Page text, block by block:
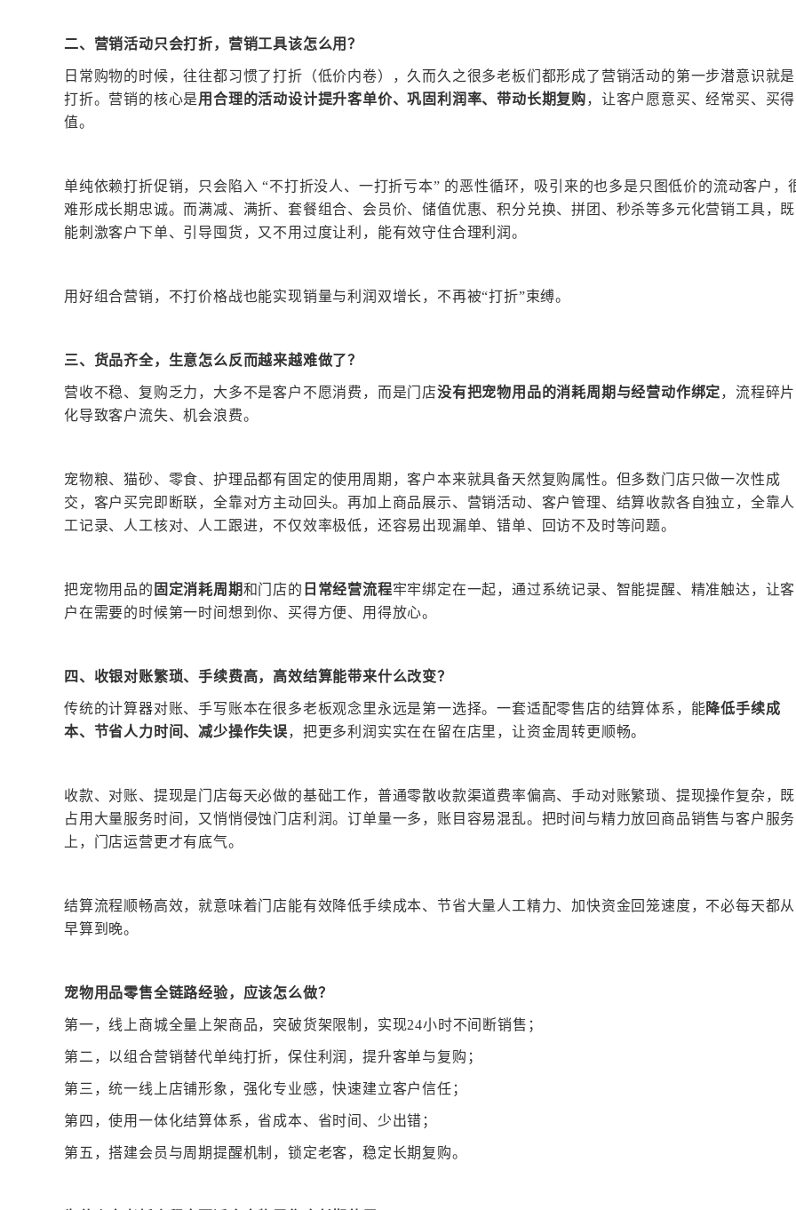
二、营销活动只会打折，营销工具该怎么用？
日常购物的时候，往往都习惯了打折（低价内卷），久而久之很多老板们都形成了营销活动的第一步潜意识就是
打折。营销的核心是用合理的活动设计提升客单价、巩固利润率、带动长期复购，让客户愿意买、经常买、买得
值。
单纯依赖打折促销，只会陷入 “不打折没人、一打折亏本” 的恶性循环，吸引来的也多是只图低价的流动客户，
难形成长期忠诚。而满减、满折、套餐组合、会员价、储值优惠、积分兑换、拼团、秒杀等多元化营销工具，既
能刺激客户下单、引导囤货，又不用过度让利，能有效守住合理利润。
用好组合营销，不打价格战也能实现销量与利润双增长， 不再被“打折”束缚。
三、货品齐全，生意怎么反而越来越难做了？
营收不稳、复购乏力，大多不是客户不愿消费，而是门店没有把宠物用品的消耗周期与经营动作绑定，流程碎片
化导致客户流失、机会浪费。
宠物粮、猫砂、零食、护理品都有固定的使用周期，客户本来就具备天然复购属性。但多数门店只做一次性成
交，客户买完即断联，全靠对方主动回头。再加上商品展示、营销活动、客户管理、结算收款各自独立，全靠人
工记录、人工核对、人工跟进，不仅效率极低，还容易出现漏单、错单、回访不及时等问题。
把宠物用品的 固定消耗周期和门店的 日常经营流程牢牢绑定在一起，通过系统记录、智能提醒、精准触达，让客
户在需要的时候第一时间想到你、买得方便、用得放心。
四、 收银对账繁琐、手续费高，高效结算能带来什么改变？
传统的计算器对账、手写账本在很多老板观念里永远是第一选择。一套适配零售店的结算体系，能降低手续成
本、节省人力时间、减少操作失误，把更多利润实实在在留在店里，让资金周转更顺畅。
收款、对账、提现是门店每天必做的基础工作，普通零散收款渠道费率偏高、手动对账繁琐、提现操作复杂，既
占用大量服务时间，又悄悄侵蚀门店利润。订单量一多，账目容易混乱。把时间与精力放回商品销售与客户服务
上，门店运营更才有底气。
结算流程顺畅高效，就意味着门店能有效降低手续成本、节省大量人工精力、加快资金回笼速度，不必每天都从
早算到晚。
宠物用品零售全链路经验，应该怎么做？
第一，线上商城全量上架商品，突破货架限制，实现24小时不间断销售；
第二， 以组合营销替代单纯打折，保住利润，提升客单与复购；
第三，统一线上店铺形象，强化专业感，快速建立客户信任；
第四，使用一体化结算体系，省成本、省时间、少出错；
第五，搭建会员与周期提醒机制，锁定老客，稳定长期复购。